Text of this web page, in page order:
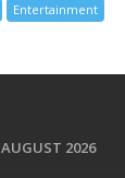
Entertainment
AUGUST 2026